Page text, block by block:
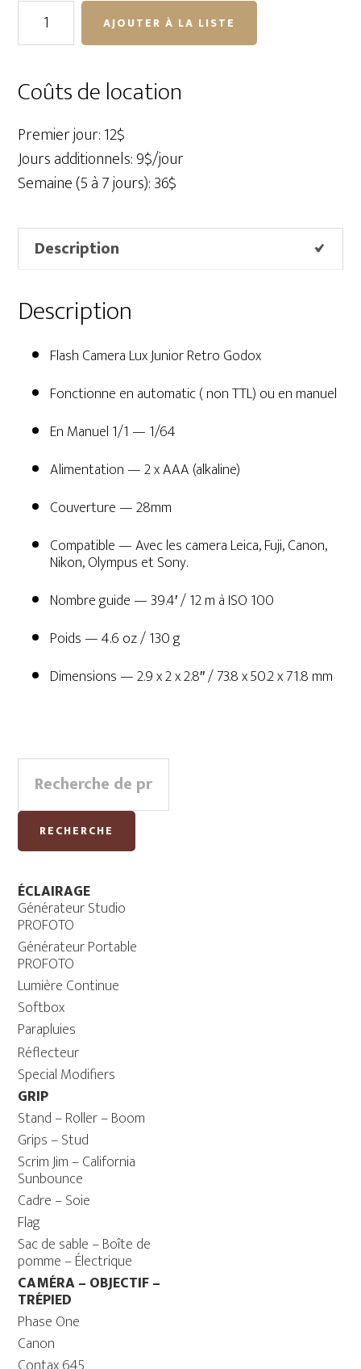
quantité
Camera
Junior
Retro
Godox
AJOUTER À LA LISTE
Coûts de location
Premier jour: 12$
Jours additionnels: 9$/jour
Semaine (5 à 7 jours): 36$
Description
Description
Flash Camera Lux Junior Retro Godox
Fonctionne en automatic ( non TTL) ou en manuel
En Manuel 1/1 — 1/64
Alimentation — 2 x AAA (alkaline)
Couverture — 28mm
Compatible — Avec les camera Leica, Fuji, Canon,
Nikon, Olympus et Sony.
Nombre guide — 39.4′ / 12 m à ISO 100
Poids — 4.6 oz / 130 g
Dimensions — 2.9 x 2 x 2.8″ / 73.8 x 50.2 x 71.8 mm
Primary
Sidebar
pour :
RECHERCHE
ÉCLAIRAGE
Générateur Studio
PROFOTO
Générateur Portable
PROFOTO
Lumière Continue
Softbox
Parapluies
Réflecteur
Special Modifiers
GRIP
Stand – Roller – Boom
Grips – Stud
Scrim Jim – California
Sunbounce
Cadre – Soie
Flag
Sac de sable – Boîte de
pomme – Électrique
CAMÉRA – OBJECTIF –
TRÉPIED
Phase One
Canon